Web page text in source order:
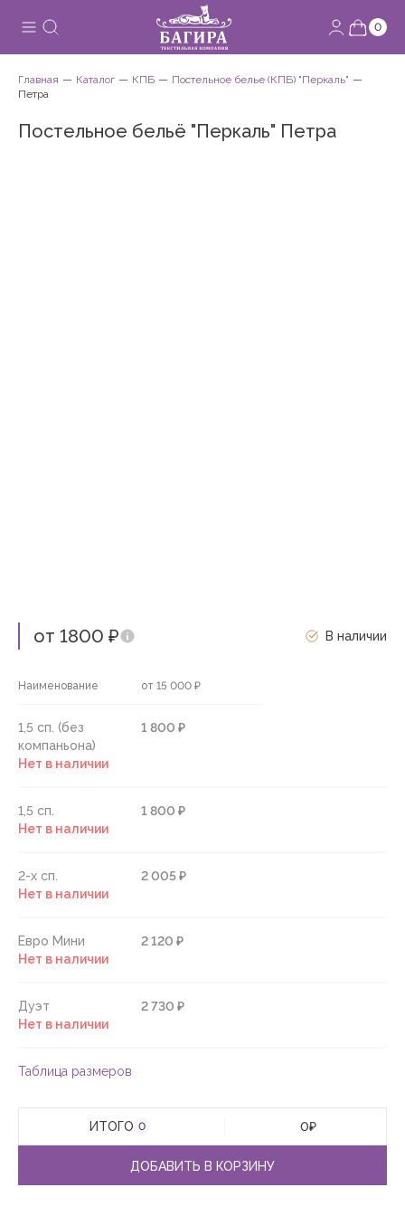
0
Главная Каталог КПБ
Постельное белье (КПБ) "Перкаль"
Петра
Постельное бельё "Перкаль" Петра
от 1800 ₽ В наличии
Наименование от 15 000 ₽
1,5 сп. (без
компаньона)
1 800 ₽
Нет в наличии
1,5 сп.
1 800 ₽
Нет в наличии
2-х сп.
2 005 ₽
Нет в наличии
Евро Мини
2 120 ₽
Нет в наличии
Дуэт
2 730 ₽
Нет в наличии
Таблица размеров
ИТОГО 0 0₽
ДОБАВИТЬ В КОРЗИНУ